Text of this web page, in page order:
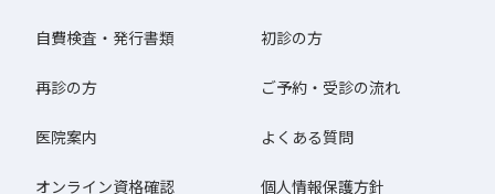
自費検査・発行書類 初診の方
再診の方 ご予約・受診の流れ
医院案内 よくある質問
オンライン資格確認 個人情報保護方針